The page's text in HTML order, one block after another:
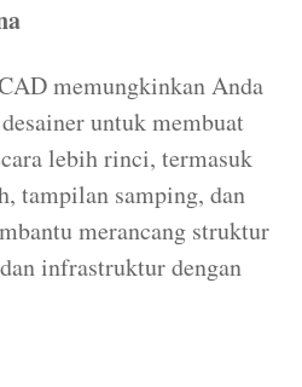
memungkinkan Anda
untuk membuat
lebih rinci, termasuk
tampilan samping, dan
merancang struktur
infrastruktur dengan